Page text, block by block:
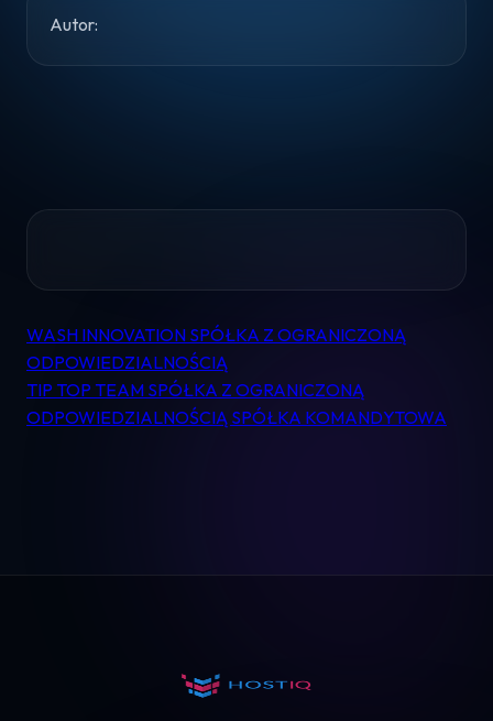
Pomoc
Kontakt
Autor:
Nawigacja
wpisu
WASH INNOVATION SPÓŁKA Z OGRANICZONĄ
ODPOWIEDZIALNOŚCIĄ
TIP TOP TEAM SPÓŁKA Z OGRANICZONĄ
ODPOWIEDZIALNOŚCIĄ SPÓŁKA KOMANDYTOWA